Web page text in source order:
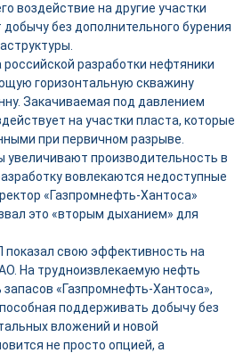
воздействие на другие участки
без дополнительного бурения
разработки нефтяники
горизонтальную скважину
Закачиваемая под давлением
на участки пласта, которые
при первичном разрыве.
увеличивают производительность в
вовлекаются недоступные
«Газпромнефть-Хантоса»
это «вторым дыханием» для
показал свою эффективность на
На трудноизвлекаемую нефть
запасов «Газпромнефть-Хантоса»,
поддерживать добычу без
вложений и новой
не просто опцией, а